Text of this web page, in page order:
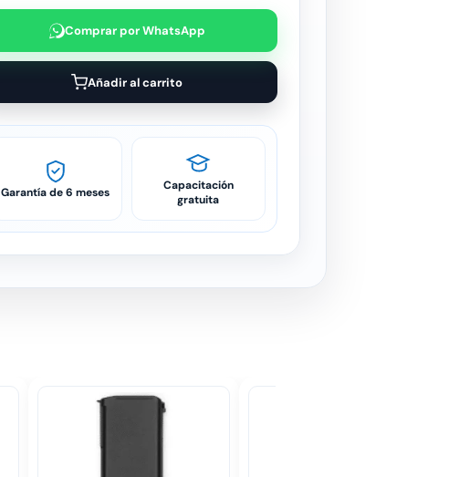
Comprar por WhatsApp
Añadir al carrito
Garantía de 6 meses
Capacitación
gratuita